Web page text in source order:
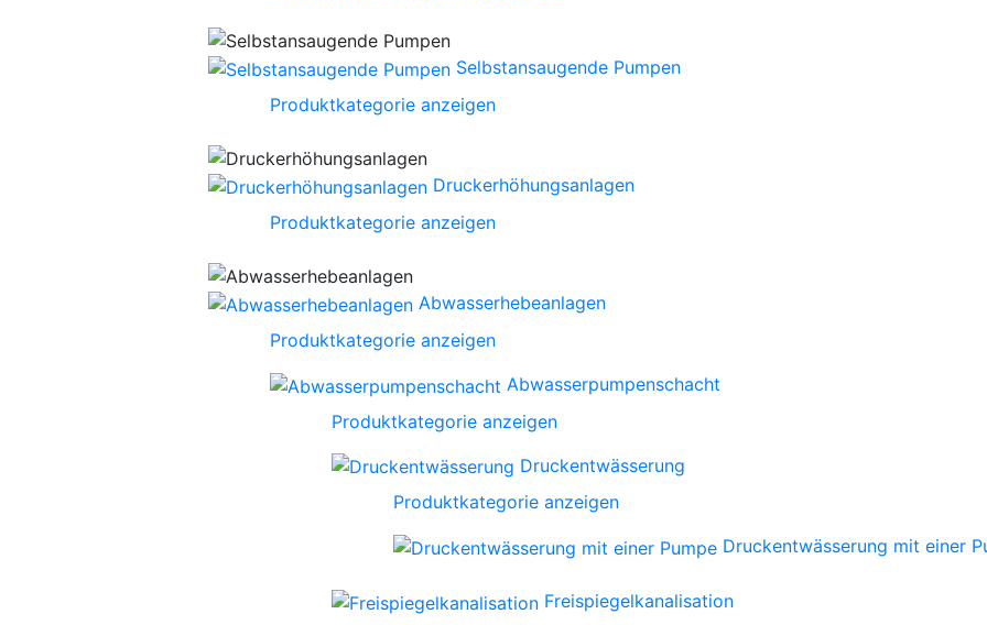
Selbstansaugende Pumpen
Produktkategorie anzeigen
Druckerhöhungsanlagen
Produktkategorie anzeigen
Abwasserhebeanlagen
Produktkategorie anzeigen
Abwasserpumpenschacht
Produktkategorie anzeigen
Druckentwässerung
Produktkategorie anzeigen
Druckentwässerung mit einer
Freispiegelkanalisation